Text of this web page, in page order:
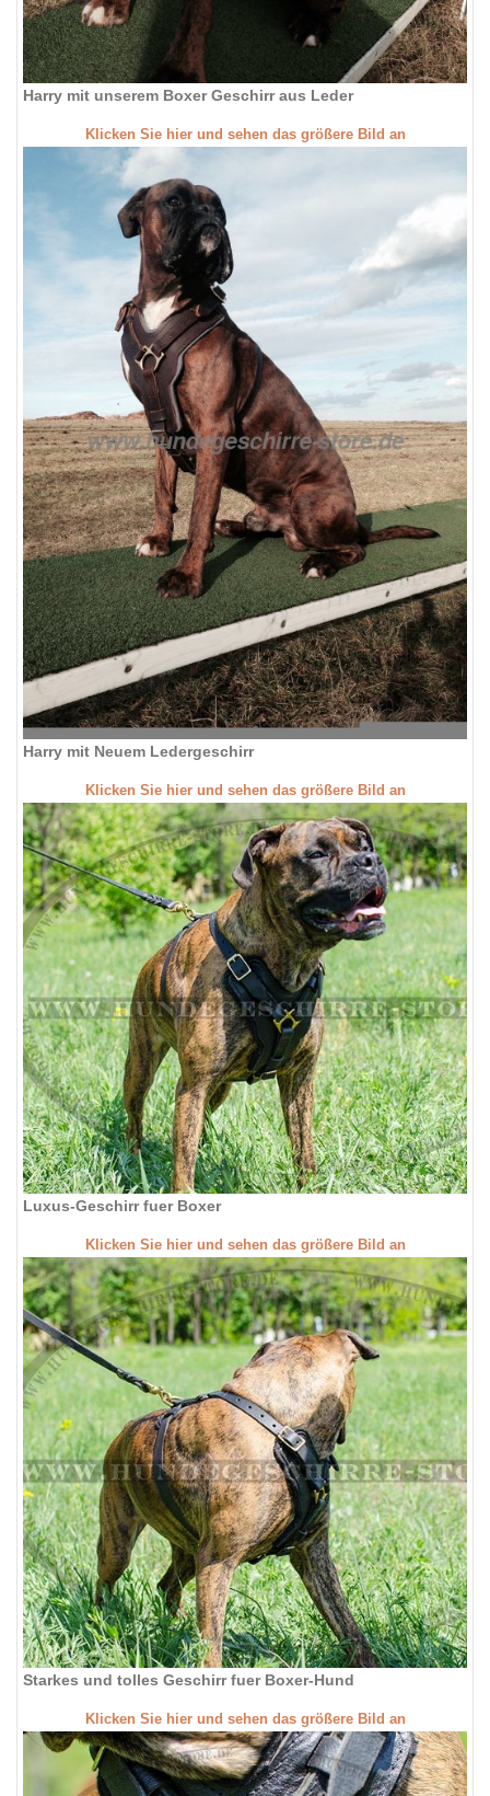
Harry mit unserem Boxer Geschirr aus Leder
Klicken Sie hier und sehen das größere Bild an
Harry mit Neuem Ledergeschirr
Klicken Sie hier und sehen das größere Bild an
Luxus-Geschirr fuer Boxer
Klicken Sie hier und sehen das größere Bild an
Starkes und tolles Geschirr fuer Boxer-Hund
Klicken Sie hier und sehen das größere Bild an